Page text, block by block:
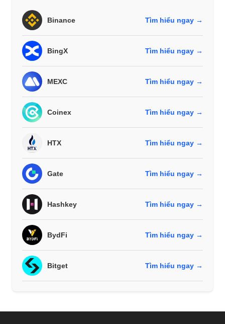
Binance Tìm hiểu ngay →
BingX Tìm hiểu ngay →
MEXC Tìm hiểu ngay →
Coinex Tìm hiểu ngay →
HTX Tìm hiểu ngay →
Gate Tìm hiểu ngay →
Hashkey Tìm hiểu ngay →
BydFi Tìm hiểu ngay →
Bitget Tìm hiểu ngay →